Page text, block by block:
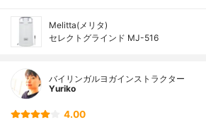
Melitta(メリタ)
セレクトグラインド MJ-516
バイリンガルヨガインストラクター
Yuriko
4.00